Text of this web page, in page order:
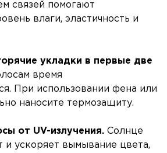
связей помогают
влаги, эластичность и
укладки в первые две
время
При использовании фена или
наносите термозащиту.
от UV-излучения. Солнце
и ускоряет вымывание цвета,